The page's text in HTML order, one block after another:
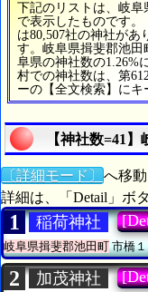
下記のリストは、岐
で表示したものです。
は80,507社の神社があ
す。岐阜県揖斐郡池田
阜県の神社数の1.26%
村での神社数は、第
ーの【全文検索】にキ
【神社数=41
〔詳細モード〕 へ移動
詳細は、「Detail」ボ
1 稲荷神社
岐阜県揖斐郡池田町市橋
2 加茂神社